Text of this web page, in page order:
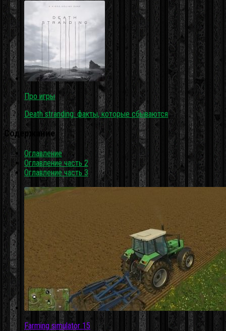
Про игры
Death stranding: факты, которые сбываются
Содержание
Оглавление
Оглавление часть 2
Оглавление часть 3
Farming simulator 15